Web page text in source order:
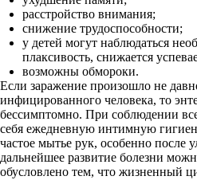
расстройство внимания;
снижение трудоспособности;
у детей могут наблюдаться
плаксивость, снижается
возможны обмороки.
Если заражение произошло не
инфицированного человека, то
бессимптомно. При соблюдении
себя ежедневную интимную
частое мытье рук, особенно после
дальнейшее развитие болезни
обусловлено тем, что жизненный